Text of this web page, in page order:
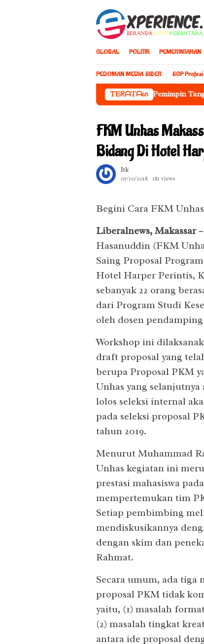
GLOBAL POLITIK PEMERINTAHAN
PEDOMAN MEDIA SIBER S0P
TEᖇᗩTᗩᔕ
Athirah Makassar 2026: Cetak Pemimpin Tangguh,
FKM Unhas
Bidang Di Hotel
Itk
07/10/2018
281 views
Begini Cara FKM
Liberalnews, Makassar –
Hasanuddin (FKM
Saing Proposal
Hotel Harper Perintis,
sebanyak 22 orang
dari Program Studi
oleh dosen pendamping
Workshop ini
draft proposal yang
berupa Proposal PKM
Unhas yang
lolos seleksi internal
pada seleksi proposal
tahun 2019.
Menurut Muhammad
Unhas kegiatan ini
prestasi mahasiswa
mempertemukan tim
Setiap pembimbing
mendiskusikannya
dengan skim dan
Rahmat.
Secara umum, ada tiga
proposal PKM tidak
yaitu, (1) masalah
(2) masalah tingkat
antara ide proposal